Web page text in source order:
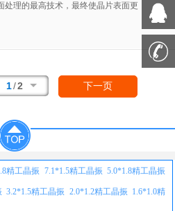
处理的最高技术，最终使晶片表面更
艺，使产品在各项参数得到了很大的
别适用于有小型化要求的市场领域,比
机,无线蓝牙,平板电脑等电子数码产
1/2 下一页
精工晶振 7.1*1.5精工晶振 5.0*1.8精工晶振
3.2*1.5精工晶振 2.0*1.2精工晶振 1.6*1.0精